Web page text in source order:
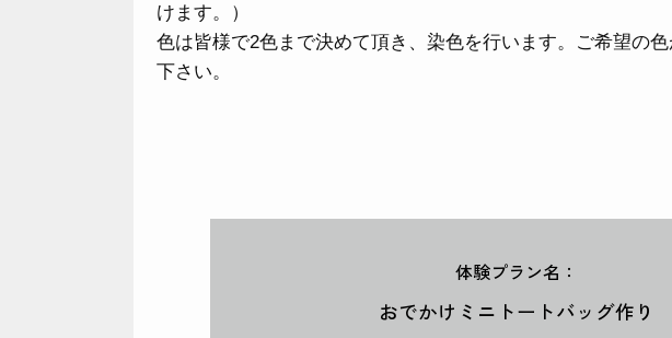
けます。）
色は皆様で2色まで決めて頂き、染色を行います。ご希望の
下さい。
体験プラン名：
おでかけミニトートバッグ作り